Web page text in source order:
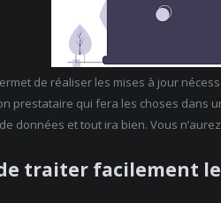
de réaliser les mises à jour
prestataire qui fera les choses dans
données et tout ira bien. Vous
traiter facilement